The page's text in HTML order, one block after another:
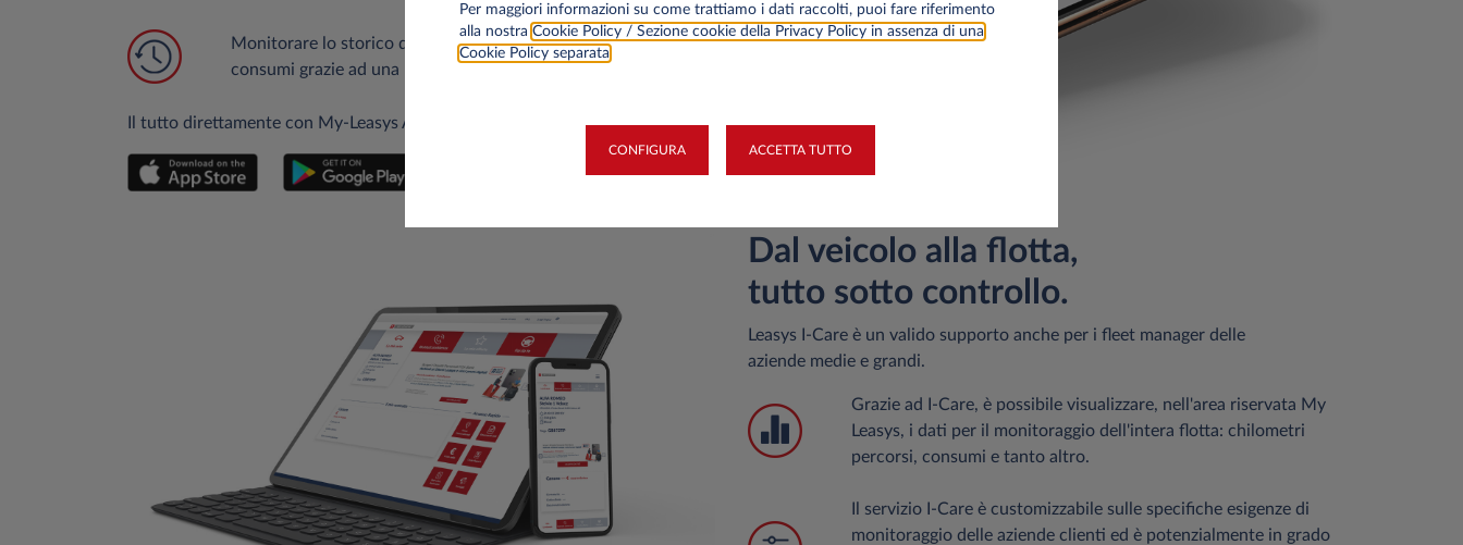
Monitorare lo storico dei viaggi, i chilometri percorsi e i
consumi grazie ad una reportistica dedicata.
Il tutto direttamente con My-Leasys App, l'hai già scaricata?
Dal veicolo alla flotta,
tutto sotto controllo.
Leasys I-Care è un valido supporto anche per i fleet manager delle
aziende medie e grandi.
Grazie ad I-Care, è possibile visualizzare, nell'area riservata My
Leasys, i dati per il monitoraggio dell'intera flotta: chilometri
percorsi, consumi e tanto altro.
Il servizio I-Care è customizzabile sulle specifiche esigenze di
monitoraggio delle aziende clienti ed è potenzialmente in grado
Per maggiori informazioni su come trattiamo i dati raccolti, puoi fare riferimento
alla nostra Cookie Policy / Sezione cookie della Privacy Policy in assenza di una
Cookie Policy separata
CONFIGURA ACCETTA TUTTO